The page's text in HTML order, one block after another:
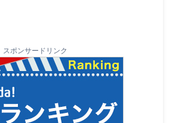
スポンサードリンク